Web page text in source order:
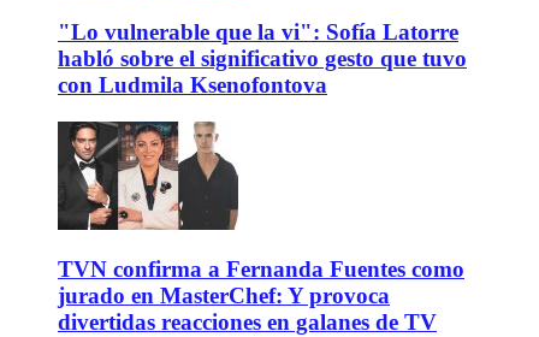
"Lo vulnerable que la vi": Sofía Latorre
habló sobre el significativo gesto que tuvo
con Ludmila Ksenofontova
TVN confirma a Fernanda Fuentes como
jurado en MasterChef: Y provoca
divertidas reacciones en galanes de TV